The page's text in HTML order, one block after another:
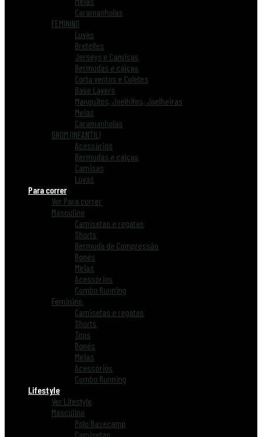
Caramanholas
FEMININO
Luvas
Bretelles
Jerseys e Camisas
Bermudas e calças
Corta ventos e Coletes
Base Layers
Manguitos, Joelhitos, Joelheiras
Meias
Caramanholas
GROM (INFANTIL)
Acessórios
Bermudas e calças
Camisas
Luvas
Para correr
Ver Para correr
Masculino
Camisetas e regatas
Shorts
Bermuda de Compressão
Bonés
Meias
Acessórios
Combo Running
Feminino
Camisetas e regatas
Shorts
Tops
Bonés
Meias
Acessórios
Combo Running
Lifestyle
Ver Lifestyle
Masculino
Polo Basecamp
Camisetas